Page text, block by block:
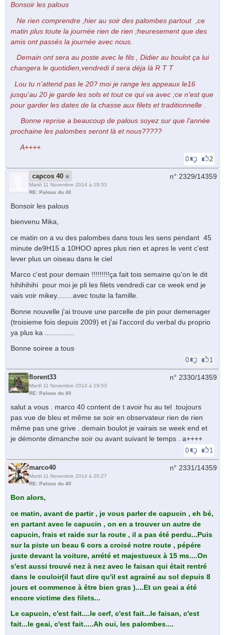
Bonsoir les palous
Ne rien comprendre ,hier au soir des palombes partout ,ce
matin plus toute la journée rien de rien ;heuresement que des
amis ont passés la journée avec nous.
Demain ont sera au poste avec le fils , Didier au boulot ça lui
changera le quotidien,vendredi il sera déja là R T T
Lou tu n'attend pas le 20? moi je range les appeaux le16
jusqu'au 20 je garde les sols et tout ce qui va avec ;ce n'est que
pour garder les dates de la chasse aux filets et traditionnelle .
Bonne reprise a beaucoup de palous soyez sur que l'année
prochaine les palombes seront là et nous?????
A++++
0 2
capcos 40
Mardi 11 Novembre 2014 à 19:33
RE: Palous du 40
n° 2329/14359
Bonsoir les palous
bienvenu Mika,
ce matin on a vu des palombes dans tous les sens pendant 45
minute de9H15 a 10HOO apres plus rien et apres le vent c'est
lever plus un oiseau dans le ciel
Marco c'est pour demain !!!!!!!!!ça fait tois semaine qu'on le dit
hihihihihi pour moi je pli les filets vendredi car ce week end je
vais voir mikey........avec toute la famille.
Bonne nouvelle j'ai trouve une parcelle de pin pour demenager
(troisieme fois depuis 2009) et j'ai l'accord du verbal du proprio
ya plus ka ...............
Bonne soiree a tous
0 1
florent33
Mardi 11 Novembre 2014 à 19:53
RE: Palous du 40
n° 2330/14359
salut a vous . marco 40 content de t avoir hu au tel .toujours
pas vue de bleu et même se soir en observateur rien de rien
même pas une grive . demain boulot je vairais se week end et
je démonte dimanche soir ou avant suivant le temps . a++++
0 1
marco40
Mardi 11 Novembre 2014 à 20:27
RE: Palous du 40
n° 2331/14359
Bon alors,
ce matin, avant de partir , je vous parler de capucin , eh bé,
en partant avec le capucin , on en a trouver un autre de
capucin, frais et raide sur la route , il a pas été perdu...Puis
sur la piste un beau 6 cors a croisé notre route , pépére
juste devant la voiture, arrété et majestueux à 15 ms....On
s'est aussi trouvé nez à nez avec le faisan qui était rentré
dans le couloir(il faut dire qu'il est agrainé au sol depuis 8
jours et commence à être bien gras )....Et un geai a été
encore victime des filets...
Le capucin, c'est fait....le cerf, c'est fait...le faisan, c'est
fait...le geai, c'est fait.....Ah oui, les palombes....